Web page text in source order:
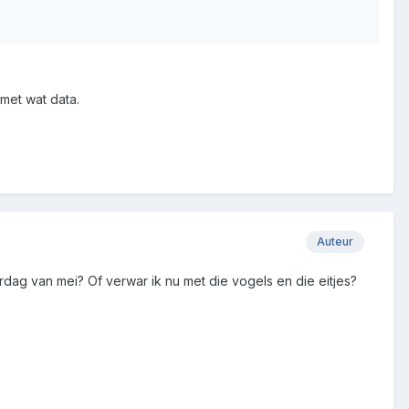
wat data.
Auteur
van mei? Of verwar ik nu met die vogels en die eitjes?